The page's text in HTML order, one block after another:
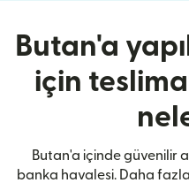
Butan'a
için
Butan'a içinde güvenilir
banka havalesi. Daha